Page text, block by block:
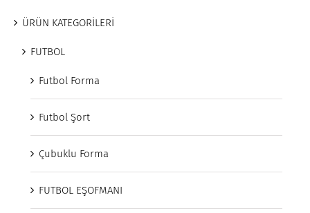
ÜRÜN KATEGORİLERİ
FUTBOL
Futbol Forma
Futbol Şort
Çubuklu Forma
FUTBOL EŞOFMANI